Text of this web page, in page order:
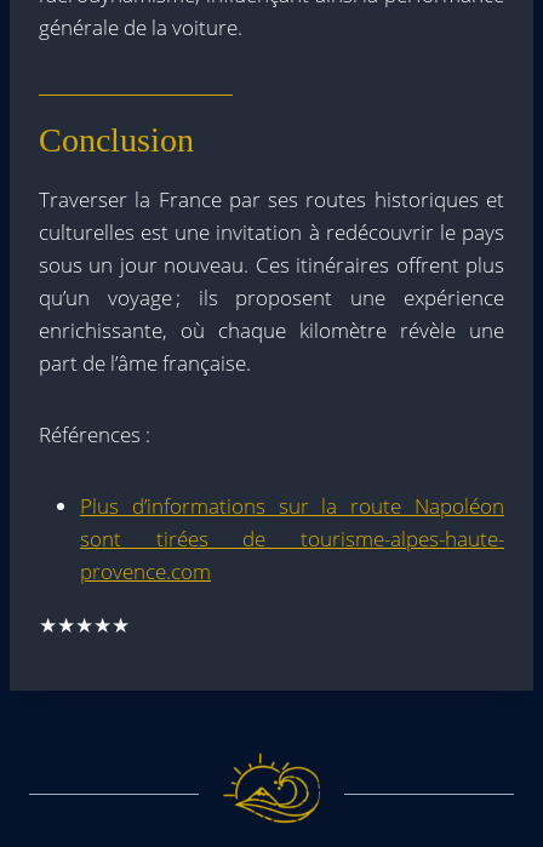
générale de la voiture.
Conclusion
Traverser la France par ses routes historiques et
culturelles est une invitation à redécouvrir le pays
sous un jour nouveau. Ces itinéraires offrent plus
qu’un voyage ; ils proposent une expérience
enrichissante, où chaque kilomètre révèle une
part de l’âme française.
Références :
Plus d’informations sur la route Napoléon
sont tirées de tourisme-alpes-haute-
provence.com
★★★★★